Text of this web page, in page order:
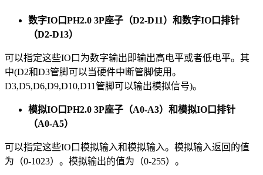
数字IO口PH2.0 3P座子（D2-D11）和数字IO口排针
（D2-D13）
可以指定这些IO口为数字输出即输出高电平或者低电平。其
中(D2和D3管脚可以当硬件中断管脚使用。
D3,D5,D6,D9,D10,D11管脚可以输出模拟信号)。
模拟IO口PH2.0 3P座子（A0-A3）和模拟IO口排针
（A0-A5）
可以指定这些IO口模拟输入和模拟输入。模拟输入返回的值
为（0-1023）。模拟输出的值为（0-255）。